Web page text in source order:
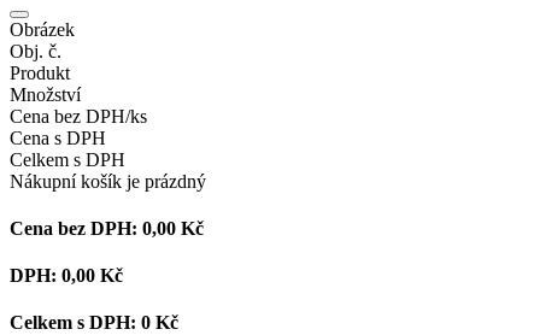
Obrázek
Obj. č.
Produkt
Množství
Cena bez DPH/ks
Cena s DPH
Celkem s DPH
Nákupní košík je prázdný
Cena bez DPH: 0,00 Kč
DPH: 0,00 Kč
Celkem s DPH: 0 Kč